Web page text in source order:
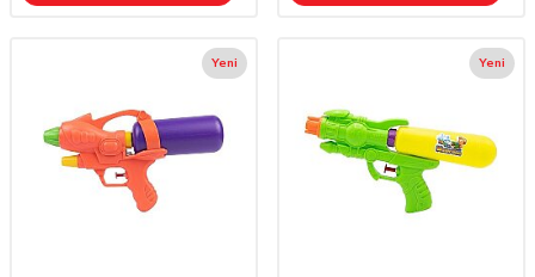
Yeni Yeni